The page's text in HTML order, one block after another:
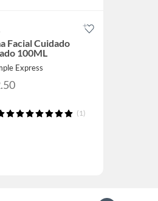
Facial Cuidado
100ML
Express
(1)